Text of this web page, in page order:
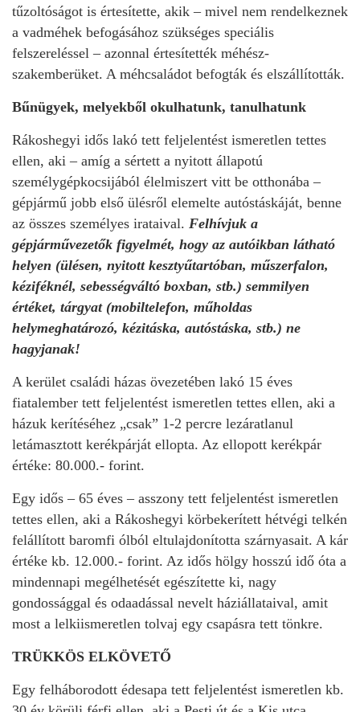
tűzoltóságot is értesítette, akik – mivel nem rendelkeznek
a vadméhek befogásához szükséges speciális
felszereléssel – azonnal értesítették méhész-
szakemberüket. A méhcsaládot befogták és elszállították.
Bűnügyek, melyekből okulhatunk, tanulhatunk
Rákoshegyi idős lakó tett feljelentést ismeretlen tettes
ellen, aki – amíg a sértett a nyitott állapotú
személygépkocsijából élelmiszert vitt be otthonába –
gépjármű jobb első ülésről elemelte autóstáskáját, benne
az összes személyes irataival. Felhívjuk a
gépjárművezetők figyelmét, hogy az autóikban látható
helyen (ülésen, nyitott kesztyűtartóban, műszerfalon,
kéziféknél, sebességváltó boxban, stb.) semmilyen
értéket, tárgyat (mobiltelefon, műholdas
helymeghatározó, kézitáska, autóstáska, stb.) ne
hagyjanak!
A kerület családi házas övezetében lakó 15 éves
fiatalember tett feljelentést ismeretlen tettes ellen, aki a
házuk kerítéséhez „csak” 1-2 percre lezáratlanul
letámasztott kerékpárját ellopta. Az ellopott kerékpár
értéke: 80.000.- forint.
Egy idős – 65 éves – asszony tett feljelentést ismeretlen
tettes ellen, aki a Rákoshegyi körbekerített hétvégi telkén
felállított baromfi ólból eltulajdonította szárnyasait. A kár
értéke kb. 12.000.- forint. Az idős hölgy hosszú idő óta a
mindennapi megélhetését egészítette ki, nagy
gondossággal és odaadással nevelt háziállataival, amit
most a lelkiismeretlen tolvaj egy csapásra tett tönkre.
TRÜKKÖS ELKÖVETŐ
Egy felháborodott édesapa tett feljelentést ismeretlen kb.